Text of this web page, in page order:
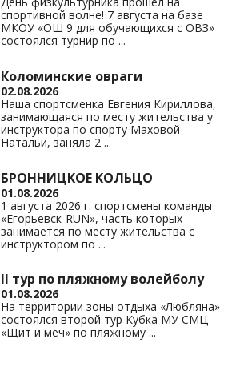
спортивной волне! 7 августа на базе
МКОУ «ОШ 9 для обучающихся с ОВЗ»
состоялся турнир по ...
Коломинские овраги
02.08.2026
Наша спортсменка Евгения Кириллова,
занимающаяся по месту жительства у
инструктора по спорту Маховой
Натальи, заняла 2 ...
БРОННИЦКОЕ КОЛЬЦО
01.08.2026
1 августа 2026 г. спортсмены команды
«Егорьевск-RUN», часть которых
занимается по месту жительства с
инструктором по ...
II тур по пляжному волейболу
01.08.2026
На территории зоны отдыха «Любляна»
состоялся второй тур Кубка МУ СМЦ
«Щит и меч» по пляжному ...